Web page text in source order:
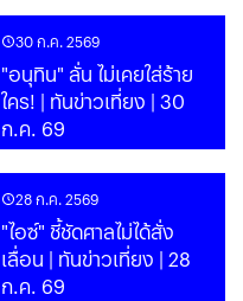
30 ก.ค. 2569
"อนุทิน" ลั่น ไม่เคยใส่ร้าย
ใคร! | ทันข่าวเที่ยง | 30
ก.ค. 69
28 ก.ค. 2569
"ไอซ์" ชี้ชัดศาลไม่ได้สั่ง
เลื่อน | ทันข่าวเที่ยง | 28
ก.ค. 69